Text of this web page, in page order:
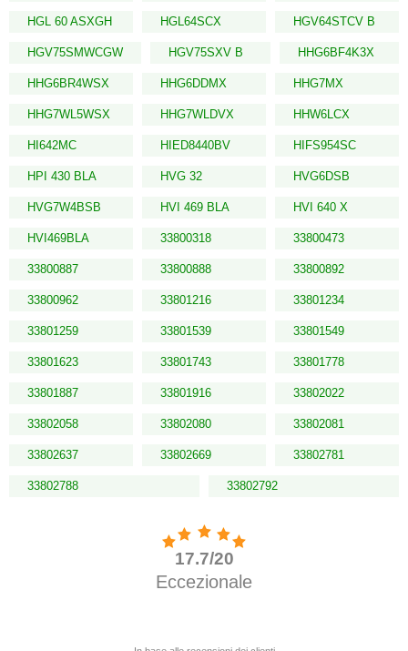
HGL 60 ASXGH HGL64SCX HGV64STCV B
HGV75SMWCGW HGV75SXV B HHG6BF4K3X
HHG6BR4WSX HHG6DDMX HHG7MX
HHG7WL5WSX HHG7WLDVX HHW6LCX
HI642MC HIED8440BV HIFS954SC
HPI 430 BLA HVG 32 HVG6DSB
HVG7W4BSB HVI 469 BLA HVI 640 X
HVI469BLA 33800318 33800473
33800887 33800888 33800892
33800962 33801216 33801234
33801259 33801539 33801549
33801623 33801743 33801778
33801887 33801916 33802022
33802058 33802080 33802081
33802637 33802669 33802781
33802788 33802792